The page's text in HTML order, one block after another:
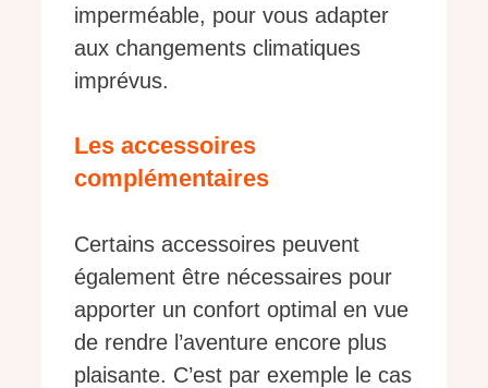
imperméable, pour vous adapter
aux changements climatiques
imprévus.
Les accessoires
complémentaires
Certains accessoires peuvent
également être nécessaires pour
apporter un confort optimal en vue
de rendre l’aventure encore plus
plaisante. C’est par exemple le cas